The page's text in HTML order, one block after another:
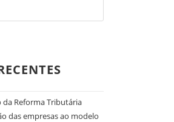
da Reforma Tributária
das empresas ao modelo